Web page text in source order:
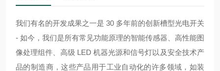
我们有名的开发成果之一是 30 多年前的创新槽型光电开关
- 如今，我们是所有常见功能原理的智能传感器、高性能图
像处理组件、高级 LED 机器光源和信号灯以及安全技术产
品的制造商，这些产品用于工业自动化的许多领域，如装